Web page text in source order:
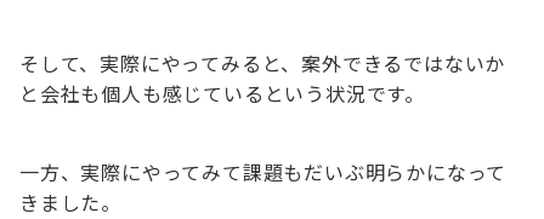
そして、実際にやってみると、案外できるではないか
と会社も個人も感じているという状況です。
一方、実際にやってみて課題もだいぶ明らかになって
きました。